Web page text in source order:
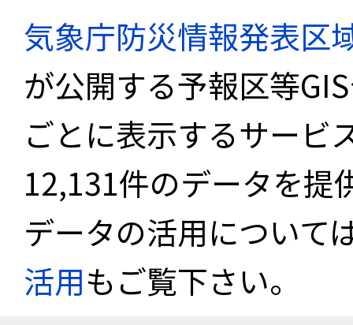
気象庁防災情報発表区
が公開する予報区等
ごとに表示するサービ
12,131件のデータを提
データの活用について
活用もご覧下さい。